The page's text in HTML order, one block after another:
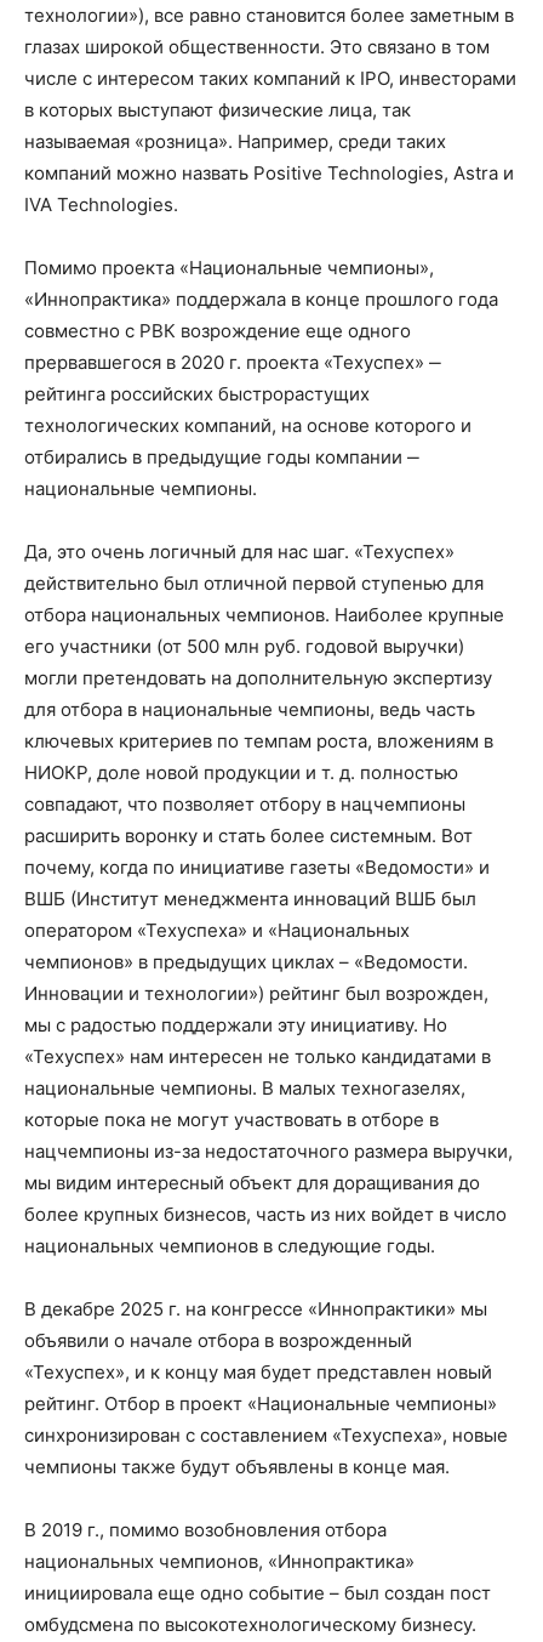
технологии»), все равно становится более заметным в
глазах широкой общественности. Это связано в том
числе с интересом таких компаний к IPO, инвесторами
в которых выступают физические лица, так
называемая «розница». Например, среди таких
компаний можно назвать Positive Technologies, Astra и
IVA Technologies.
Помимо проекта «Национальные чемпионы»,
«Иннопрактика» поддержала в конце прошлого года
совместно с РВК возрождение еще одного
прервавшегося в 2020 г. проекта «Техуспех» ‒
рейтинга российских быстрорастущих
технологических компаний, на основе которого и
отбирались в предыдущие годы компании ‒
национальные чемпионы.
Да, это очень логичный для нас шаг. «Техуспех»
действительно был отличной первой ступенью для
отбора национальных чемпионов. Наиболее крупные
его участники (от 500 млн руб. годовой выручки)
могли претендовать на дополнительную экспертизу
для отбора в национальные чемпионы, ведь часть
ключевых критериев по темпам роста, вложениям в
НИОКР, доле новой продукции и т. д. полностью
совпадают, что позволяет отбору в нацчемпионы
расширить воронку и стать более системным. Вот
почему, когда по инициативе газеты «Ведомости» и
ВШБ (Институт менеджмента инноваций ВШБ был
оператором «Техуспеха» и «Национальных
чемпионов» в предыдущих циклах – «Ведомости.
Инновации и технологии») рейтинг был возрожден,
мы с радостью поддержали эту инициативу. Но
«Техуспех» нам интересен не только кандидатами в
национальные чемпионы. В малых техногазелях,
которые пока не могут участвовать в отборе в
нацчемпионы из-за недостаточного размера выручки,
мы видим интересный объект для доращивания до
более крупных бизнесов, часть из них войдет в число
национальных чемпионов в следующие годы.
В декабре 2025 г. на конгрессе «Иннопрактики» мы
объявили о начале отбора в возрожденный
«Техуспех», и к концу мая будет представлен новый
рейтинг. Отбор в проект «Национальные чемпионы»
синхронизирован с составлением «Техуспеха», новые
чемпионы также будут объявлены в конце мая.
В 2019 г., помимо возобновления отбора
национальных чемпионов, «Иннопрактика»
инициировала еще одно событие – был создан пост
омбудсмена по высокотехнологическому бизнесу.